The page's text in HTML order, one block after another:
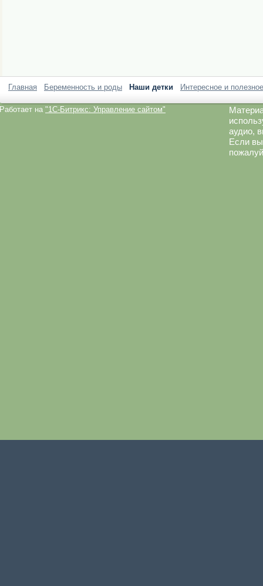
Главная Беременность и роды Наши детки Интересное и полезное
Работает на "1C-Битрикс: Управление сайтом"
аудио,
Если вы